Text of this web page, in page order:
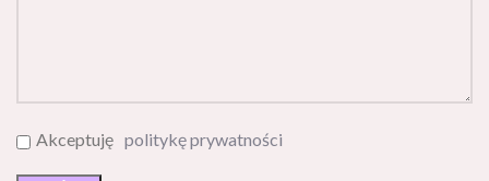
Akceptuję politykę prywatności